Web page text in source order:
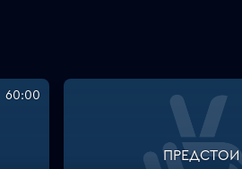
60:00
ПРЕДСТОИ